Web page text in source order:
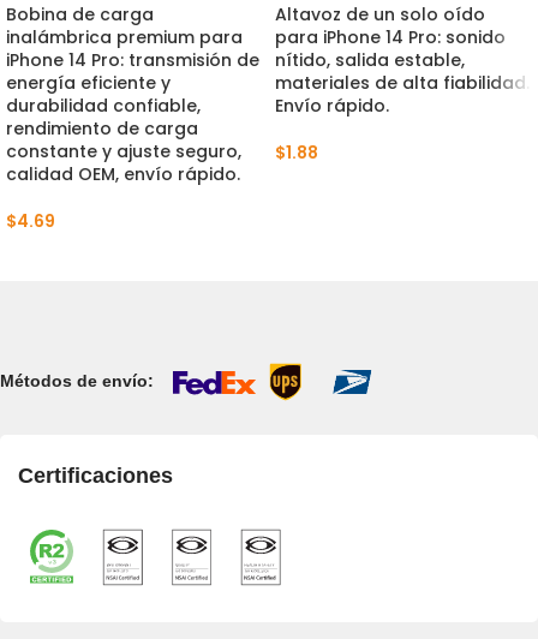
Bobina de carga
inalámbrica premium para
iPhone 14 Pro: transmisión de
energía eficiente y
durabilidad confiable,
rendimiento de carga
constante y ajuste seguro,
calidad OEM, envío rápido.
$4.69
Altavoz de un solo oído
para iPhone 14 Pro: sonido
nítido, salida estable,
materiales de alta fiabilidad.
Envío rápido.
$1.88
Métodos de envío:
Certificaciones